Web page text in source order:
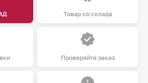
Товар со склада
Проверяйте заказ